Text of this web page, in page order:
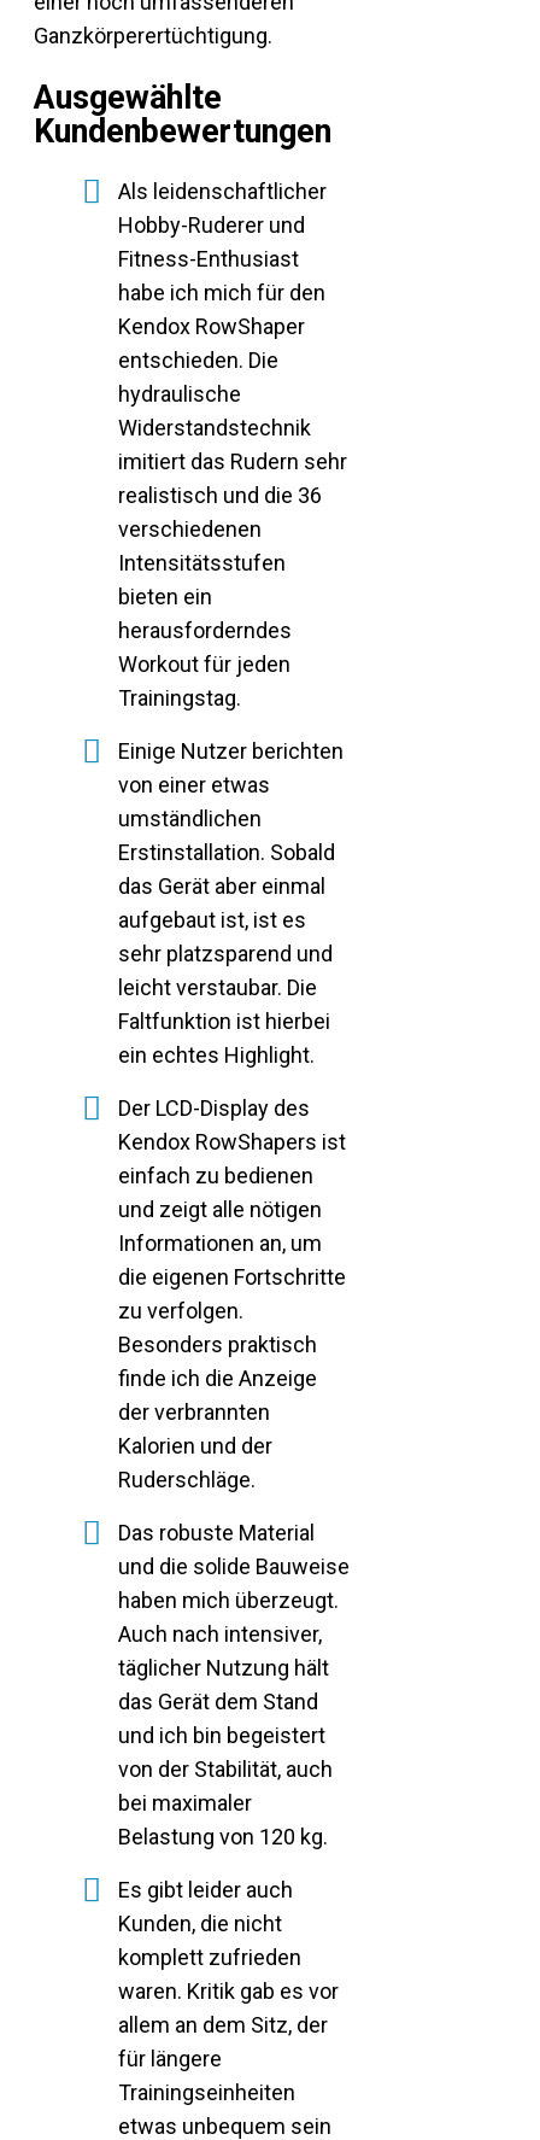
Ganzkörperertüchtigung.
Ausgewählte
Kundenbewertungen
Als leidenschaftlicher
Hobby-Ruderer und
Fitness-Enthusiast
habe ich mich für den
Kendox RowShaper
entschieden. Die
hydraulische
Widerstandstechnik
imitiert das Rudern sehr
realistisch und die 36
verschiedenen
Intensitätsstufen
bieten ein
herausforderndes
Workout für jeden
Trainingstag.
Einige Nutzer berichten
von einer etwas
umständlichen
Erstinstallation. Sobald
das Gerät aber einmal
aufgebaut ist, ist es
sehr platzsparend und
leicht verstaubar. Die
Faltfunktion ist hierbei
ein echtes Highlight.
Der LCD-Display des
Kendox RowShapers ist
einfach zu bedienen
und zeigt alle nötigen
Informationen an, um
die eigenen Fortschritte
zu verfolgen.
Besonders praktisch
finde ich die Anzeige
der verbrannten
Kalorien und der
Ruderschläge.
Das robuste Material
und die solide Bauweise
haben mich überzeugt.
Auch nach intensiver,
täglicher Nutzung hält
das Gerät dem Stand
und ich bin begeistert
von der Stabilität, auch
bei maximaler
Belastung von 120 kg.
Es gibt leider auch
Kunden, die nicht
komplett zufrieden
waren. Kritik gab es vor
allem an dem Sitz, der
für längere
Trainingseinheiten
etwas unbequem sein